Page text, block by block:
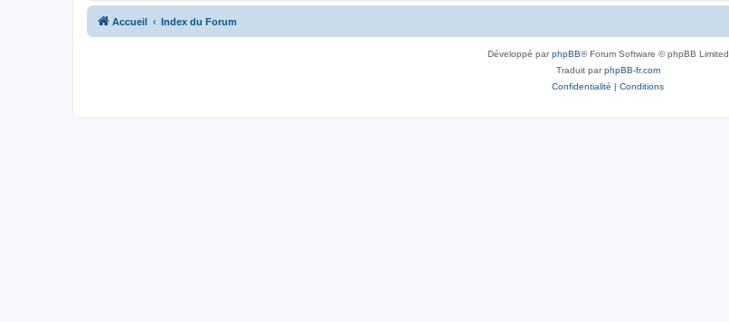
Accueil Index du Forum
Développé parphpBB® Forum Software © phpBB Limited
Traduit parphpBB-fr.com
Confidentialité | Conditions